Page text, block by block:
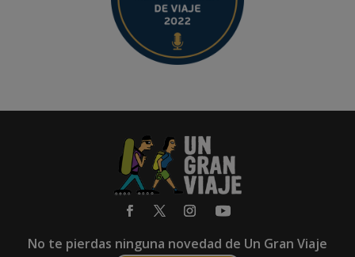
No te pierdas ninguna novedad de Un Gran Viaje